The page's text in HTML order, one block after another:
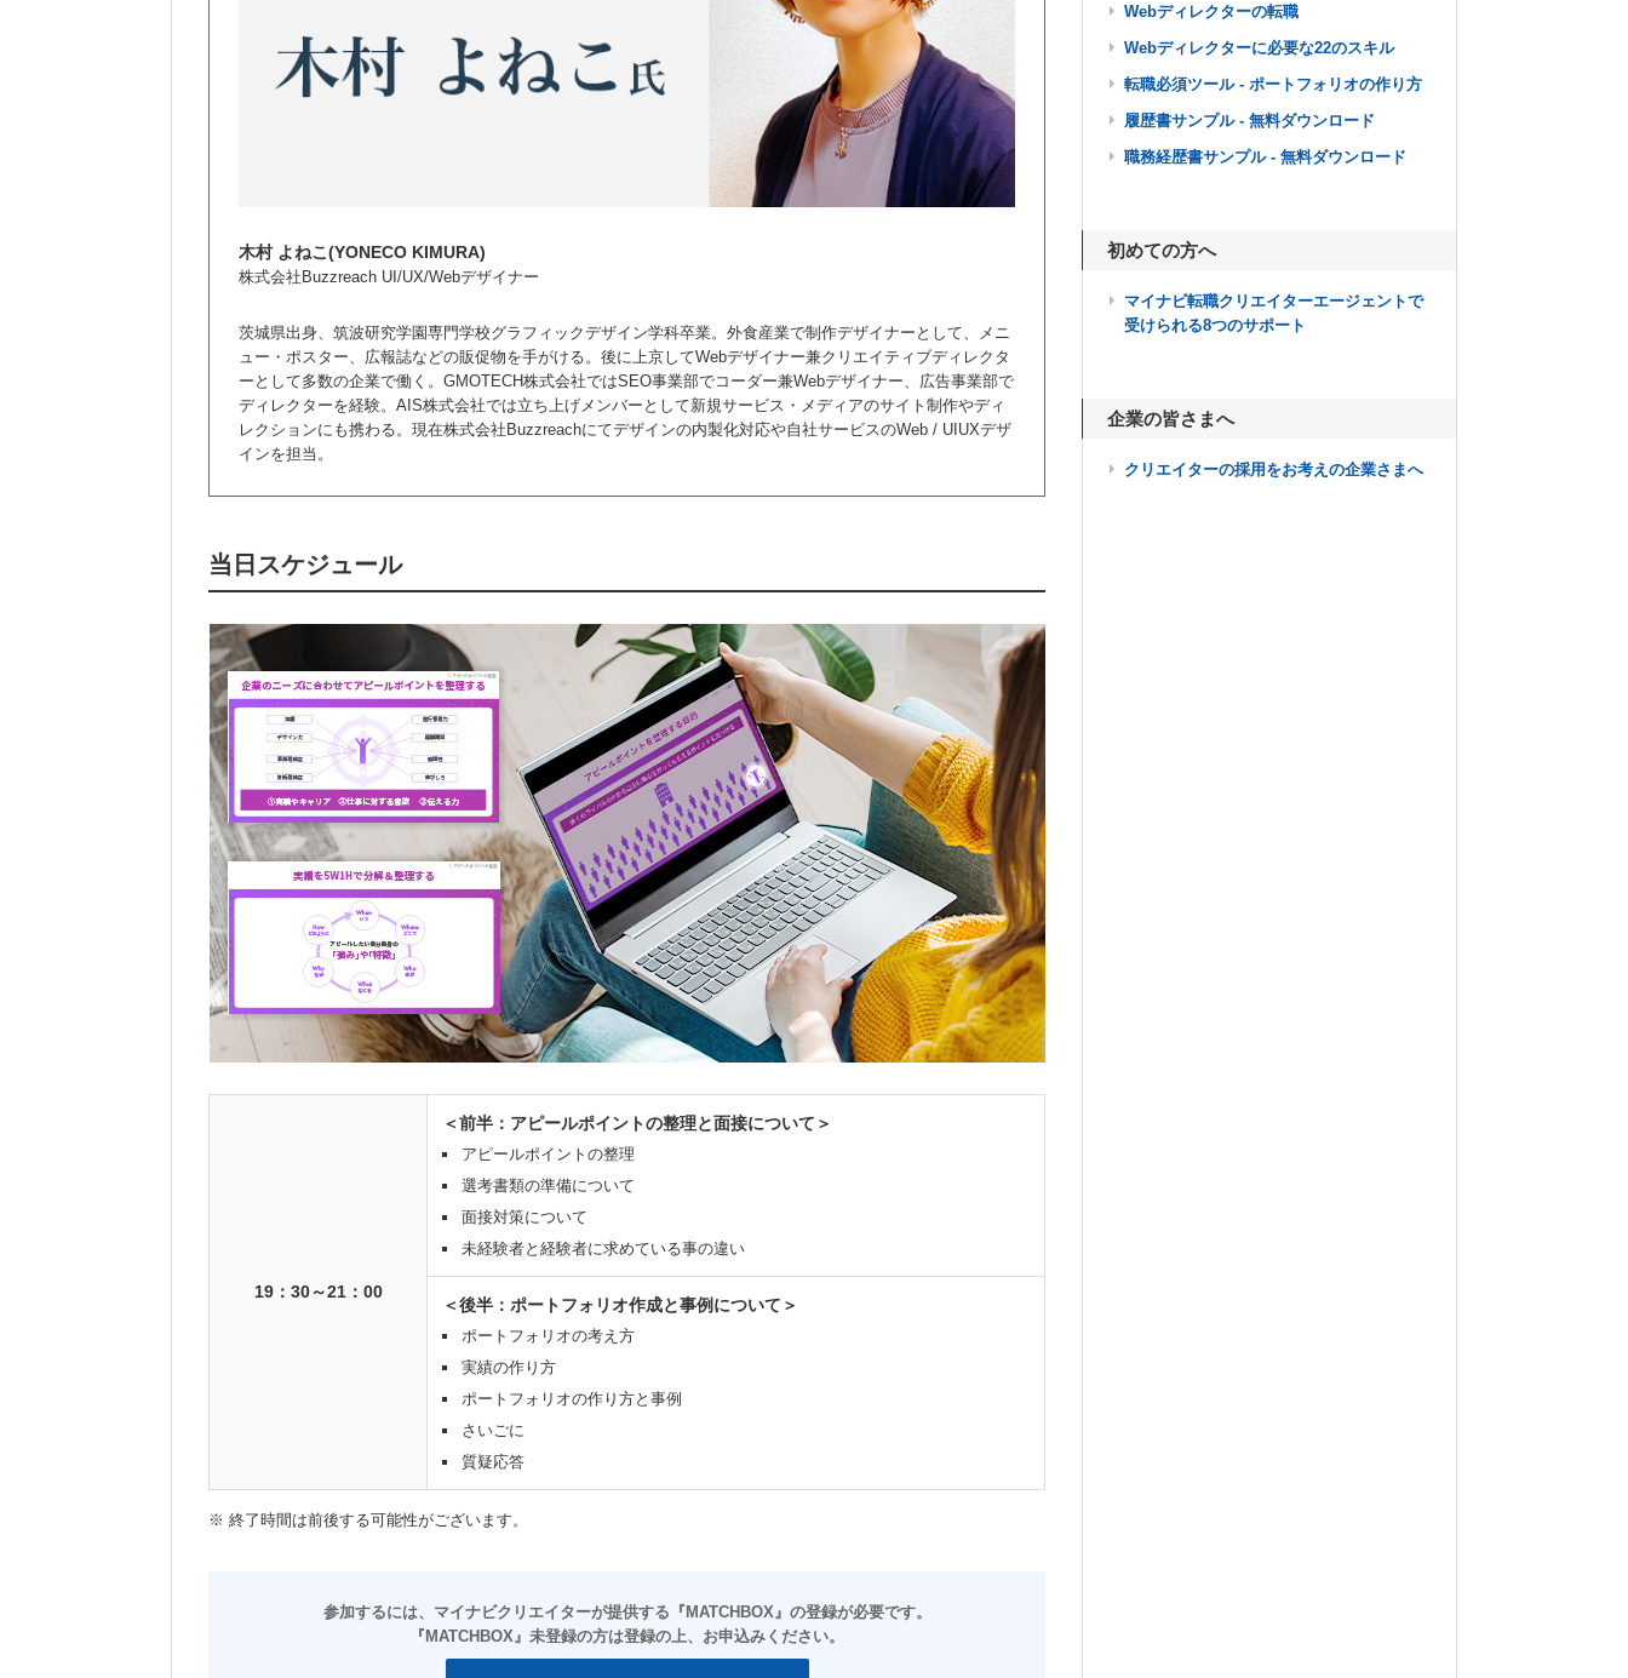
木村 よねこ(YONECO KIMURA)
株式会社Buzzreach UI/UX/Webデザイナー
茨城県出身、筑波研究学園専門学校グラフィックデザイン学科卒業。外食産業で制作デザイナーとして、メニ
ュー・ポスター、広報誌などの販促物を手がける。後に上京してWebデザイナー兼クリエイティブディレクタ
ーとして多数の企業で働く。GMOTECH株式会社ではSEO事業部でコーダー兼Webデザイナー、広告事業部で
ディレクターを経験。AIS株式会社では立ち上げメンバーとして新規サービス・メディアのサイト制作やディ
レクションにも携わる。現在株式会社Buzzreachにてデザインの内製化対応や自社サービスのWeb / UIUXデザ
インを担当。
当日スケジュール
19：30～21：00
＜前半：アピールポイントの整理と面接について＞
アピールポイントの整理
選考書類の準備について
面接対策について
未経験者と経験者に求めている事の違い
＜後半：ポートフォリオ作成と事例について＞
ポートフォリオの考え方
実績の作り方
ポートフォリオの作り方と事例
さいごに
質疑応答
※ 終了時間は前後する可能性がございます。
Webディレクターの転職
Webディレクターに必要な22のスキル
転職必須ツール - ポートフォリオの作り方
履歴書サンプル - 無料ダウンロード
職務経歴書サンプル - 無料ダウンロード
初めての方へ
マイナビ転職クリエイターエージェントで
受けられる8つのサポート
企業の皆さまへ
クリエイターの採用をお考えの企業さまへ